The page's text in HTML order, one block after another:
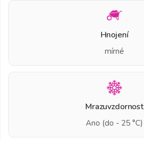
Hnojení
mírné
Mrazuvzdornost
Ano (do - 25 °C)